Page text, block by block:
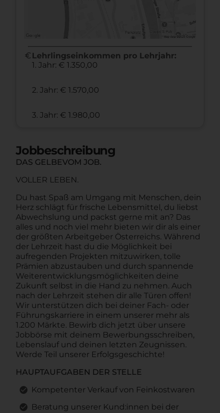
euro Lehrlingseinkommen pro Lehrjahr:
1. Jahr: € 1.350,00
2. Jahr: € 1.570,00
3. Jahr: € 1.980,00
Jobbeschreibung
DAS GELBEVOM JOB.
VOLLER LEBEN.
Du hast Spaß am Umgang mit Menschen, dein
Herz schlägt für frische Lebensmittel, du liebst
Abwechslung und packst gerne mit an? Das
alles und noch viel mehr bieten wir dir als einer
der größten Arbeitgeber Österreichs. Während
der Lehrzeit hast du die Möglichkeit bei
aufregenden Projekten mitzuwirken, tolle
Prämien abzustauben und durch spannende
Weiterentwicklungsmöglichkeiten deine
Zukunft selbst in die Hand zu nehmen. Auch
nach der Lehrzeit stehen dir alle Türen offen!
Wir unterstützen dich bei deiner Fach- oder
Führungskarriere in einem unserer mehr als
1.200 Märkte. Bewirb dich jetzt über unsere
Jobbörse mit deinem Bewerbungsschreiben,
Lebenslauf und deinen letzten Zeugnissen.
Werde Teil unserer Erfolgsgeschichte!
HAUPTAUFGABEN DER STELLE
Kompetenter Verkauf von Feinkostwaren
Beratung unserer Kund:innen bei der